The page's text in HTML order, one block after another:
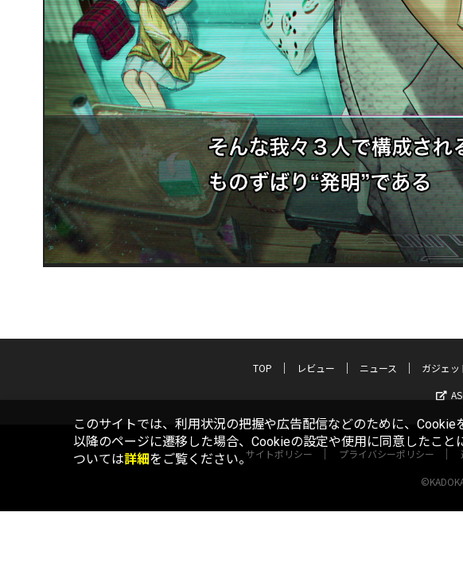
TOP レビュー ニュース ガジェッ
サイトポリシー プライバシーポリシー
このサイトでは、利用状況の把握や広告配信などのために、
以降のページに遷移した場合、Cookieの設定や使用に同意したこ
ついては詳細をご覧ください。